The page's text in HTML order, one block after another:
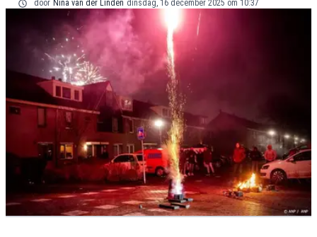
door Nina van der Linden dinsdag, 16 december 2025 om 10:37